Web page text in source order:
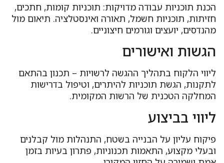
תוכניות עבודה מדויקות: תוכניות קומות, חתכים,
תוכניות חשמל, תאורה ואינסטלציה. תיאום מול
יועצים וגורמים חיצוניים.
ואישורים
הלקוח בתהליך ההגשה לרשויות – תכנון בהתאם
הגשת תוכניות להיתרים, וטיפול בדרישות
הטכנית של הרשות המקומית.
בביצוע
עליון על הבנייה בשטח, התנהלות מול קבלנים
מקצוע, התאמות תכנוניות, פתרון בעיות בזמן